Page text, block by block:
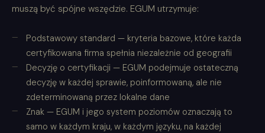
muszą być spójne wszędzie. EGUM utrzymuje:
Podstawowy standard — kryteria bazowe, które każda
certyfikowana firma spełnia niezależnie od geografii
Decyzję o certyfikacji — EGUM podejmuje ostateczną
decyzję w każdej sprawie, poinformowaną, ale nie
zdeterminowaną przez lokalne dane
Znak — EGUM i jego system poziomów oznaczają to
samo w każdym kraju, w każdym języku, na każdej